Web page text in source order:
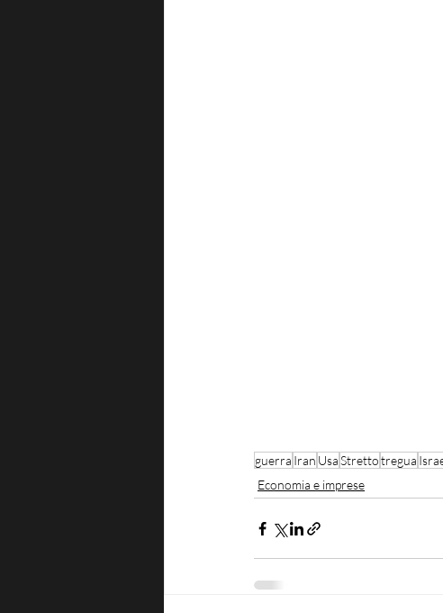
guerra Iran UsaStrettotregua
Economia e imprese